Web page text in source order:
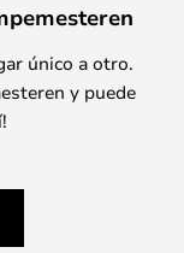
único a otro.
y puede